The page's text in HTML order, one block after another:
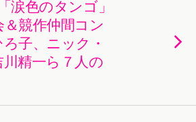
涙色のタンゴ」
競作仲間コン
子、ニック・
精一ら７人の